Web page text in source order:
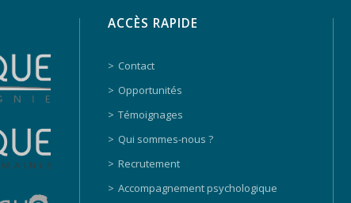
ACCÈS RAPIDE
Contact
Opportunités
Témoignages
Qui sommes-nous ?
Recrutement
Accompagnement psychologique